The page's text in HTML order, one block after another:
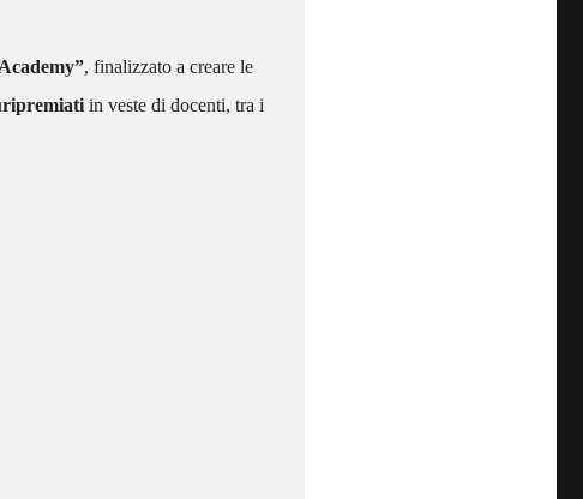
, finalizzato a creare le
in veste di docenti, tra i